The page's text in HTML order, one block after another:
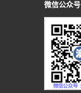
微信公众号